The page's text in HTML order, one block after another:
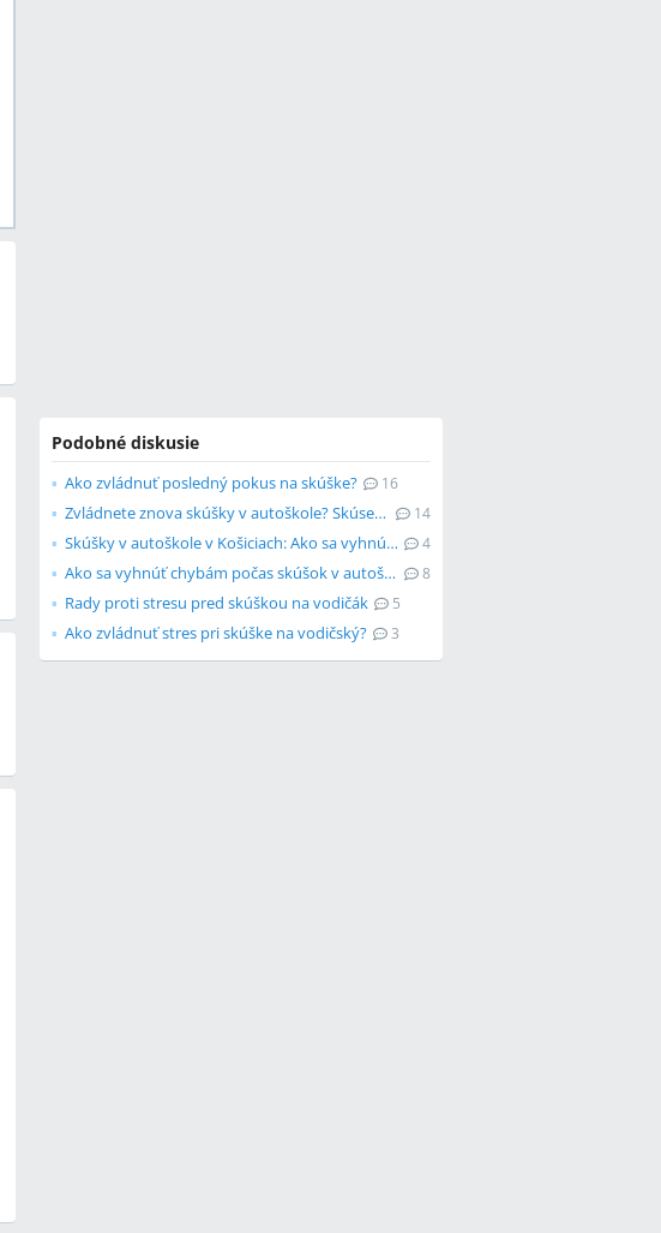
Podobné diskusie
Ako zvládnuť posledný pokus na skúške? 16
Zvládnete znova skúšky v autoškole? Skúsenosti a rady 14
Skúšky v autoškole v Košiciach: Ako sa vyhnúť chybám? 4
Ako sa vyhnúť chybám počas skúšok v autoškole? 8
Rady proti stresu pred skúškou na vodičák 5
Ako zvládnuť stres pri skúške na vodičský? 3